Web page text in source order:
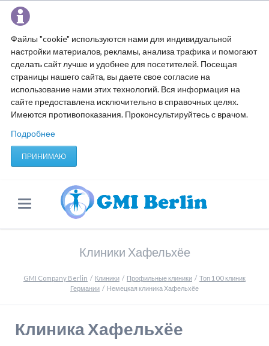
Файлы "cookie" используются нами для индивидуальной
настройки материалов, рекламы, анализа трафика и помогают
сделать сайт лучше и удобнее для посетителей. Посещая
страницы нашего сайта, вы даете свое согласие на
использование нами этих технологий. Вся информация на
сайте предоставлена исключительно в справочных целях.
Имеются противопоказания. Проконсультируйтесь с врачом.
Подробнее
ПРИНИМАЮ
Клиники Хафельхёе
GMI Company Berlin Клиники Профильные клиники
Топ 100 клиник
Германии
Немецкая клиника Хафельхёе
Клиника Хафельхёе